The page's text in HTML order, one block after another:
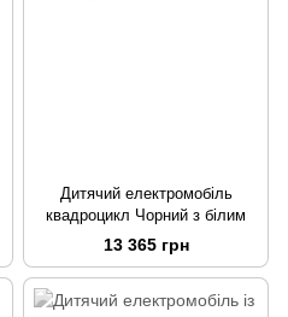
Дитячий електромобіль
квадроцикл Чорний з білим
13 365 грн